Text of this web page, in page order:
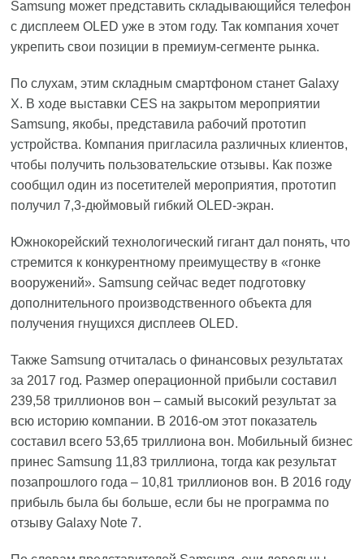
Samsung может представить складывающийся телефон
с дисплеем OLED уже в этом году. Так компания хочет
укрепить свои позиции в премиум-сегменте рынка.
По слухам, этим складным смартфоном станет Galaxy
X. В ходе выставки CES на закрытом мероприятии
Samsung, якобы, представила рабочий прототип
устройства. Компания пригласила различных клиентов,
чтобы получить пользовательские отзывы. Как позже
сообщил один из посетителей мероприятия, прототип
получил 7,3-дюймовый гибкий OLED-экран.
Южнокорейский технологический гигант дал понять, что
стремится к конкурентному преимуществу в «гонке
вооружений». Samsung сейчас ведет подготовку
дополнительного производственного объекта для
получения гнущихся дисплеев OLED.
Также Samsung отчиталась о финансовых результатах
за 2017 год. Размер операционной прибыли составил
239,58 триллионов вон – самый высокий результат за
всю историю компании. В 2016-ом этот показатель
составил всего 53,65 триллиона вон. Мобильный бизнес
принес Samsung 11,83 триллиона, тогда как результат
позапрошлого года – 10,81 триллионов вон. В 2016 году
прибыль была бы больше, если бы не программа по
отзыву Galaxy Note 7.